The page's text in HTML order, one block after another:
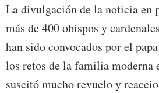
La divulgación de la noticia en
más de 400 obispos y
han sido convocados por el
los retos de la familia moderna
suscitó mucho revuelo y